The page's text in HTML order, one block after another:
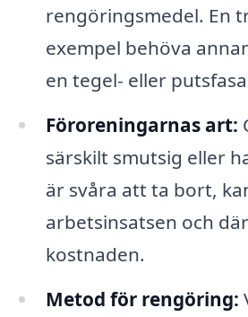
rengöringsmedel. En
exempel behöva
en tegel- eller
Föroreningarnas art:
särskilt smutsig eller
är svåra att ta bort,
arbetsinsatsen och
kostnaden.
Metod för rengöring: